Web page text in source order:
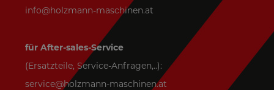
info@holzmann-maschinen.at
für After-sales-Service
(Ersatzteile, Service-Anfragen,..):
service@holzmann-maschinen.at